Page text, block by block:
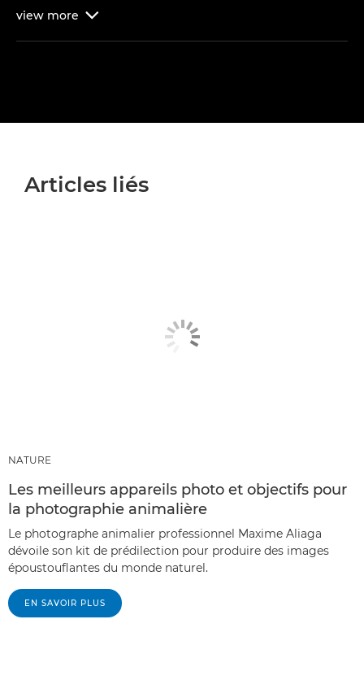
view more 
Articles liés
NATURE
Les meilleurs appareils photo et objectifs pour
la photographie animalière
Le photographe animalier professionnel Maxime Aliaga
dévoile son kit de prédilection pour produire des images
époustouflantes du monde naturel.
EN SAVOIR PLUS